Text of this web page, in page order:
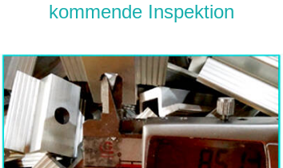
kommende Inspektion